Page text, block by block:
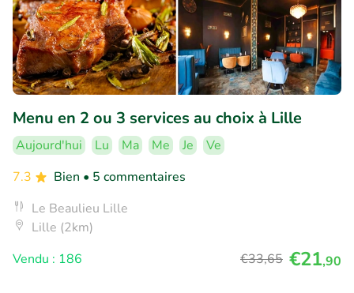
Menu en 2 ou 3 services au choix à Lille
Aujourd'hui Lu Ma Me Je
Ve
7.3
Bien • 5 commentaires
Le Beaulieu Lille
Lille (2km)
Vendu : 186
€33,65 €21,90